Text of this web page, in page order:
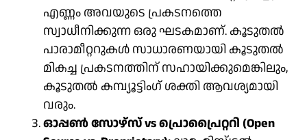
എണ്ണം അവയുടെ പ്രകടനത്തെ
സ്വാധീനിക്കുന്ന ഒരു ഘടകമാണ്. കൂടുതൽ
പാരാമീറ്ററുകൾ സാധാരണയായി കൂടുതൽ
മികച്ച പ്രകടനത്തിന് സഹായിക്കുമെങ്കിലും,
കൂടുതൽ കമ്പ്യൂട്ടിംഗ് ശക്തി ആവശ്യമായി
വരും.
ഓപ്പൺ സോഴ്‌സ് vs പ്രൊപ്രൈറ്ററി (Open